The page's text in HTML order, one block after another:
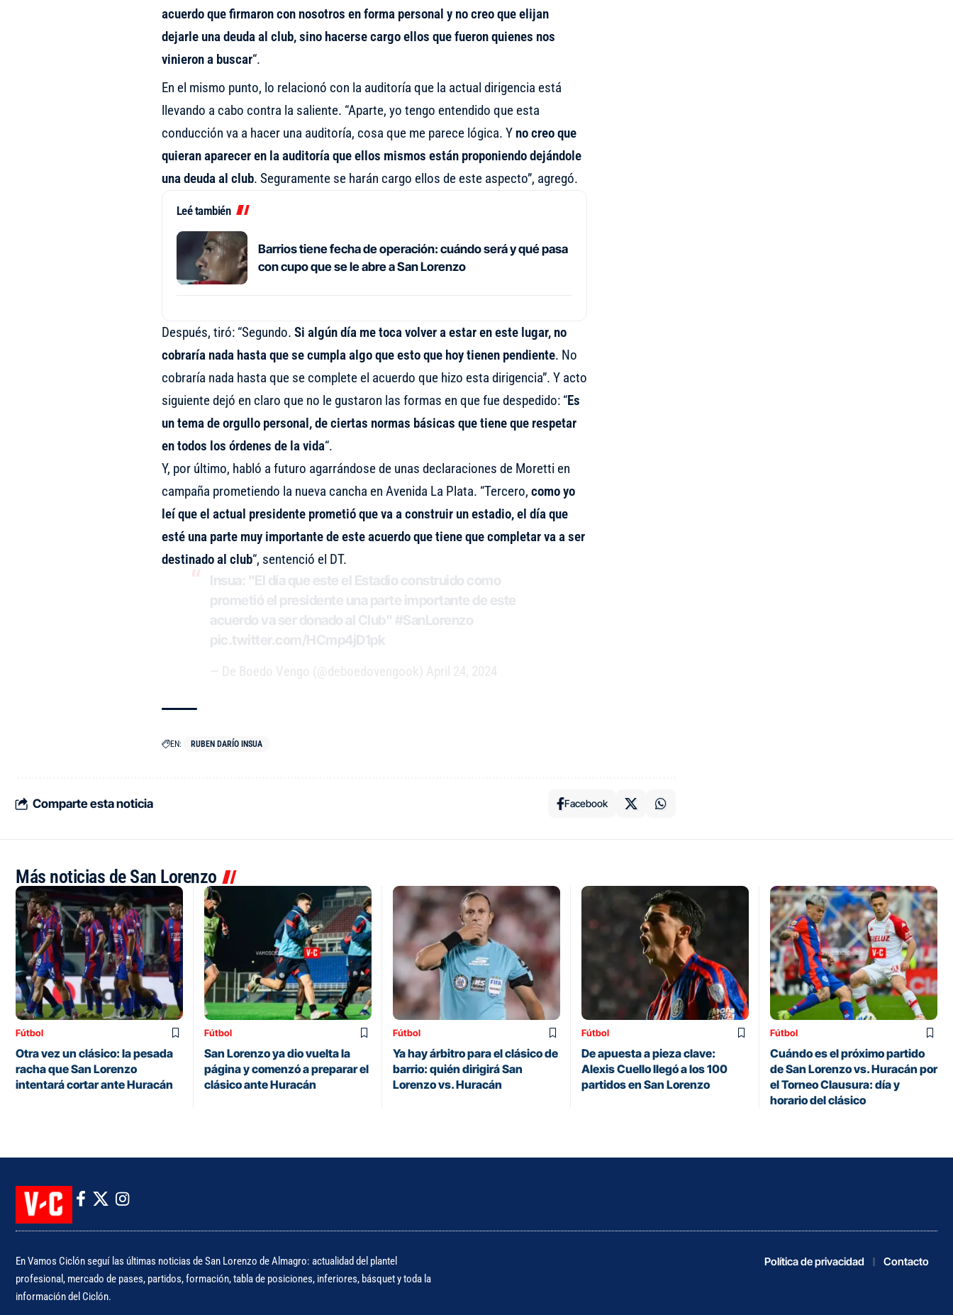
acuerdo que firmaron con nosotros en forma personal y no creo que elijan
dejarle una deuda al club, sino hacerse cargo ellos que fueron quienes nos
vinieron a buscar“.
En el mismo punto, lo relacionó con la auditoría que la actual dirigencia está
llevando a cabo contra la saliente. “Aparte, yo tengo entendido que esta
conducción va a hacer una auditoría, cosa que me parece lógica. Y no creo que
quieran aparecer en la auditoría que ellos mismos están proponiendo dejándole
una deuda al club. Seguramente se harán cargo ellos de este aspecto”, agregó.
Leé también
Barrios tiene fecha de operación: cuándo será y qué pasa
con cupo que se le abre a San Lorenzo
Después, tiró: “Segundo. Si algún día me toca volver a estar en este lugar, no
cobraría nada hasta que se cumpla algo que esto que hoy tienen pendiente. No
cobraría nada hasta que se complete el acuerdo que hizo esta dirigencia”. Y acto
siguiente dejó en claro que no le gustaron las formas en que fue despedido: “Es
un tema de orgullo personal, de ciertas normas básicas que tiene que respetar
en todos los órdenes de la vida“.
Y, por último, habló a futuro agarrándose de unas declaraciones de Moretti en
campaña prometiendo la nueva cancha en Avenida La Plata. “Tercero, como yo
leí que el actual presidente prometió que va a construir un estadio, el día que
esté una parte muy importante de este acuerdo que tiene que completar va a ser
destinado al club“, sentenció el DT.
Insua: "El día que este el Estadio construido como
prometió el presidente una parte importante de este
acuerdo va ser donado al Club" #SanLorenzo
pic.twitter.com/HCmp4jD1pk
— De Boedo Vengo (@deboedovengook) April 24, 2024
EN: RUBEN DARÍO INSUA
Comparte esta noticia Facebook
Más noticias de San Lorenzo
Fútbol
Otra vez un clásico: la pesada
racha que San Lorenzo
intentará cortar ante Huracán
Fútbol
San Lorenzo ya dio vuelta la
página y comenzó a preparar el
clásico ante Huracán
Fútbol
Ya hay árbitro para el clásico de
barrio: quién dirigirá San
Lorenzo vs. Huracán
Fútbol
De apuesta a pieza clave:
Alexis Cuello llegó a los 100
partidos en San Lorenzo
Fútbol
Cuándo es el próximo partido
de San Lorenzo vs. Huracán por
el Torneo Clausura: día y
horario del clásico
En Vamos Ciclón seguí las últimas noticias de San Lorenzo de Almagro: actualidad del plantel
profesional, mercado de pases, partidos, formación, tabla de posiciones, inferiores, básquet y toda la
información del Ciclón.
Política de privacidad Contacto